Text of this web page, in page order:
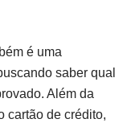
é uma
saber qual
Além da
cartão de crédito,